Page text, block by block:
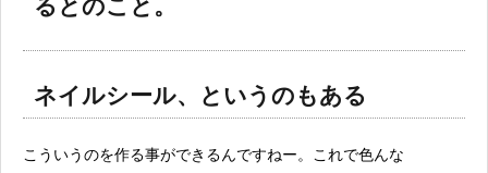
るとのこと。
ネイルシール、というのもある
こういうのを作る事ができるんですねー。これで色んな